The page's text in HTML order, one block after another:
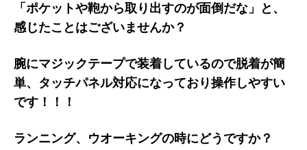
「ポケットや鞄から取り出すのが面倒だな」と、
感じたことはございませんか？
腕にマジックテープで装着しているので脱着が簡
単、タッチパネル対応になっており操作しやすい
です！！！
ランニング、ウオーキングの時にどうですか？